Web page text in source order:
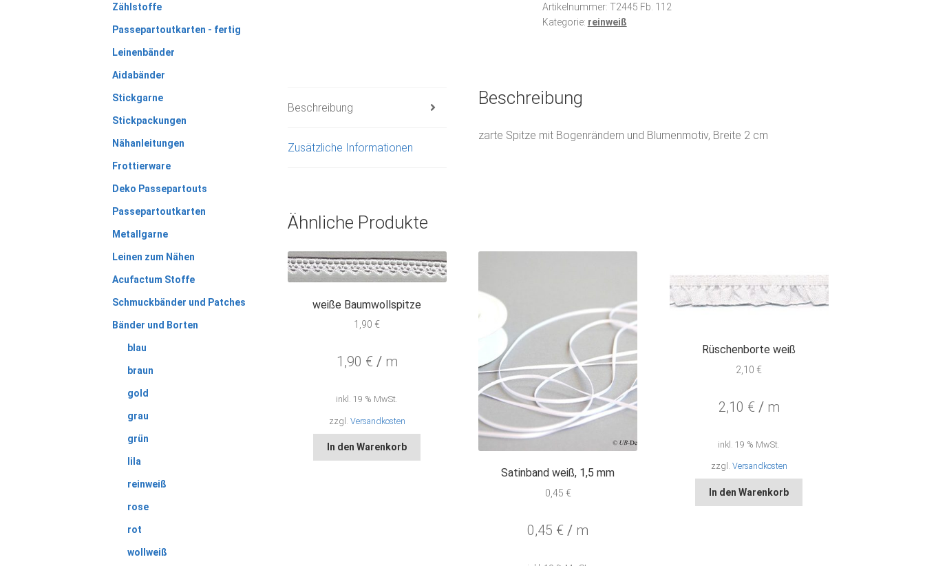
Artikelnummer: T2445 Fb. 112
Kategorie: reinweiß
Beschreibung
Zusätzliche Informationen
Beschreibung
zarte Spitze mit Bogenrändern und Blumenmotiv, Breite 2 cm
Ähnliche Produkte
weiße Baumwollspitze
1,90 €
1,90 € / m
inkl. 19 % MwSt.
zzgl. Versandkosten
In den Warenkorb
Satinband weiß, 1,5 mm
0,45 €
0,45 € / m
Rüschenborte weiß
2,10 €
2,10 € / m
inkl. 19 % MwSt.
zzgl. Versandkosten
In den Warenkorb
Zählstoffe
Passepartoutkarten - fertig
Leinenbänder
Aidabänder
Stickgarne
Stickpackungen
Nähanleitungen
Frottierware
Deko Passepartouts
Passepartoutkarten
Metallgarne
Leinen zum Nähen
Acufactum Stoffe
Schmuckbänder und Patches
Bänder und Borten
blau
braun
gold
grau
grün
lila
reinweiß
rose
rot
wollweiß